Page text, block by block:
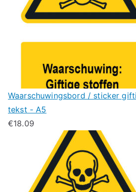
Waarschuwingsbord / sticker
tekst - A5
€18.09